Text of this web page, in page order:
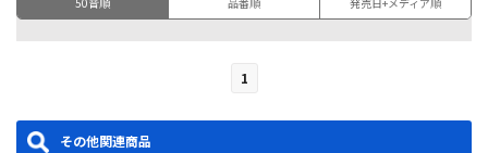
1
その他関連商品